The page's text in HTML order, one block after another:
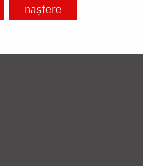
naștere